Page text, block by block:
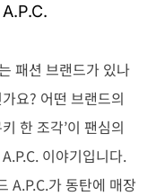
패션 브랜드가 있나
요? 어떤 브랜드의
한 조각’이 팬심의
이야기입니다.
A.P.C.가 동탄에 매장